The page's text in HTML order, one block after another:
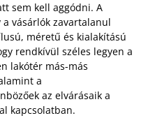
sem kell aggódni. A
vásárlók zavartalanul
méretű és kialakítású
rendkívül széles legyen a
lakótér más-más
a
az elvárásaik a
kapcsolatban.